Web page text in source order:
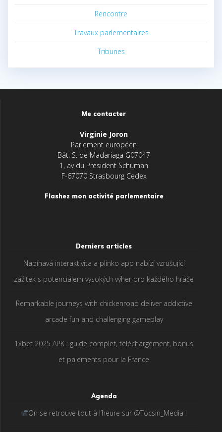
Rencontre
Travaux parlementaires
Tribunes
Me contacter
Virginie Joron
Parlement européen
Bât. S. de Madariaga G07047
1, av du Président Schuman
F-67070 Strasbourg Cedex
Flashez mon activité parlementaire
Derniers articles
Napínavá interaktivita a plinko app nabízí vzrušující
zážitek s potenciálem vysokých výher pro každého hráče
Remarkable journeys with chickenroad deliver addictive
arcade fun and challenging gameplay
1xbet 2025 APK : guide complet, téléchargement, bonus
et paiements pour la France
Agenda
On se retrouve tout à l’heure sur @Tocsin_Media !